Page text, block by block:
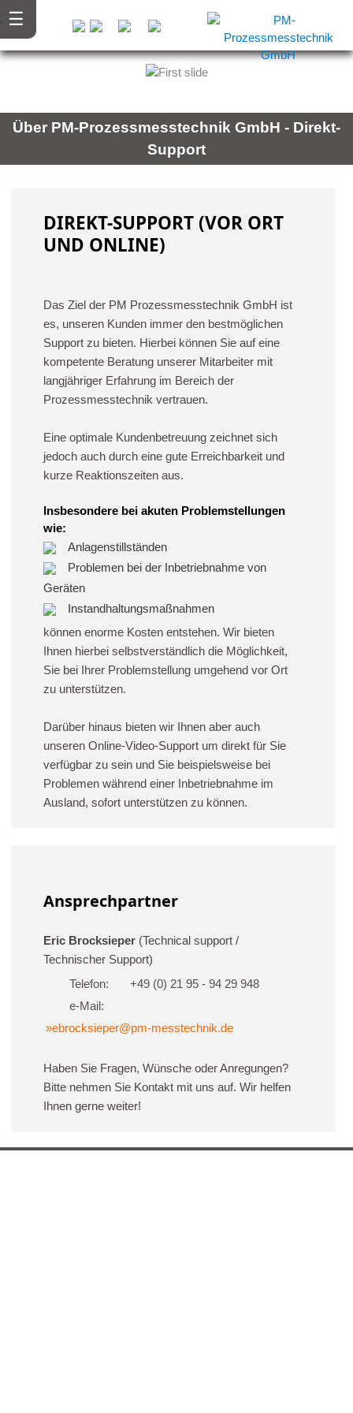
Über PM-Prozessmesstechnik GmbH - Direkt-
Support
DIREKT-SUPPORT (VOR ORT
UND ONLINE)
Das Ziel der PM Prozessmesstechnik GmbH ist
es, unseren Kunden immer den bestmöglichen
Support zu bieten. Hierbei können Sie auf eine
kompetente Beratung unserer Mitarbeiter mit
langjähriger Erfahrung im Bereich der
Prozessmesstechnik vertrauen.
Eine optimale Kundenbetreuung zeichnet sich
jedoch auch durch eine gute Erreichbarkeit und
kurze Reaktionszeiten aus.
Insbesondere bei akuten Problemstellungen
wie:
Anlagenstillständen
Problemen bei der Inbetriebnahme von
Geräten
Instandhaltungsmaßnahmen
können enorme Kosten entstehen. Wir bieten
Ihnen hierbei selbstverständlich die Möglichkeit,
Sie bei Ihrer Problemstellung umgehend vor Ort
zu unterstützen.
Darüber hinaus bieten wir Ihnen aber auch
unseren Online-Video-Support um direkt für Sie
verfügbar zu sein und Sie beispielsweise bei
Problemen während einer Inbetriebnahme im
Ausland, sofort unterstützen zu können.
Ansprechpartner
Eric Brocksieper (Technical support /
Technischer Support)
Telefon:
+49 (0) 21 95 - 94 29 948
e-Mail:
»ebrocksieper@pm-messtechnik.de
Haben Sie Fragen, Wünsche oder Anregungen?
Bitte nehmen Sie Kontakt mit uns auf. Wir helfen
Ihnen gerne weiter!